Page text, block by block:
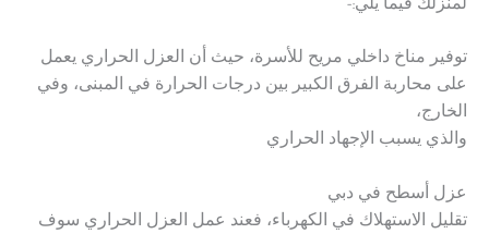
لمنزلك فيما يلي:-
توفير مناخ داخلي مريح للأسرة، حيث أن العزل الحراري يعمل
على محاربة الفرق الكبير بين درجات الحرارة في المبنى، وفي
الخارج،
والذي يسبب الإجهاد الحراري
عزل أسطح في دبي
تقليل الاستهلاك في الكهرباء، فعند عمل العزل الحراري سوف